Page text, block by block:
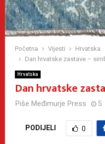
Početna Vijesti
Hrvatska
Dan hrvatske zastave –
Hrvatska
Dan hrvatske
Piše Međimurje Press
PODIJELI 0